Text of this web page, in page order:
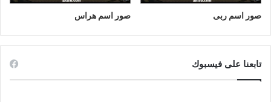
صور اسم ربى صور اسم هراس
تابعنا على فيسبوك